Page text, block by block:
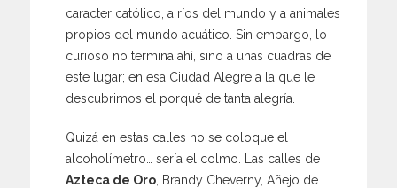
caracter católico, a ríos del mundo y a animales
propios del mundo acuático. Sin embargo, lo
curioso no termina ahí, sino a unas cuadras de
este lugar; en esa Ciudad Alegre a la que le
descubrimos el porqué de tanta alegría.
Quizá en estas calles no se coloque el
alcoholímetro… sería el colmo. Las calles de
Azteca de Oro , Brandy Cheverny, Añejo de